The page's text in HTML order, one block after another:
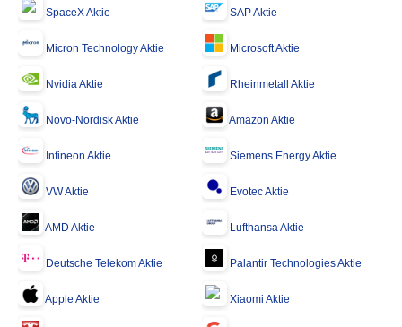
SpaceX Aktie SAP Aktie
Micron Technology Aktie Microsoft Aktie
Nvidia Aktie Rheinmetall Aktie
Novo-Nordisk Aktie Amazon Aktie
Infineon Aktie Siemens Energy Aktie
VW Aktie Evotec Aktie
AMD Aktie Lufthansa Aktie
Deutsche Telekom Aktie Palantir Technologies Aktie
Apple Aktie Xiaomi Aktie